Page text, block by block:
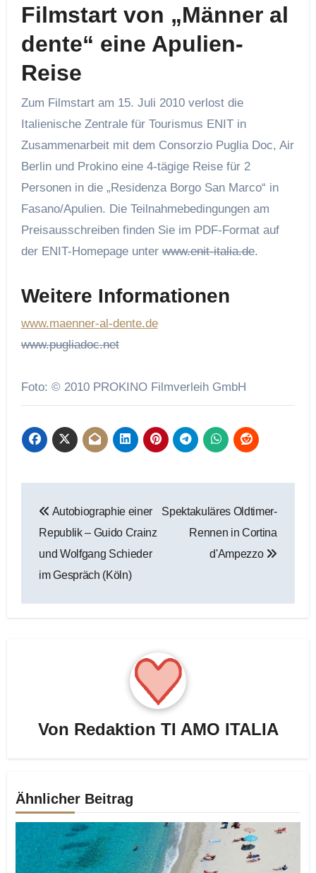
Filmstart von „Männer al
dente“ eine Apulien-
Reise
Zum Filmstart am 15. Juli 2010 verlost die
Italienische Zentrale für Tourismus ENIT in
Zusammenarbeit mit dem Consorzio Puglia Doc, Air
Berlin und Prokino eine 4-tägige Reise für 2
Personen in die „Residenza Borgo San Marco“ in
Fasano/Apulien. Die Teilnahmebedingungen am
Preisausschreiben finden Sie im PDF-Format auf
der ENIT-Homepage unterwww.enit-italia.de.
Weitere Informationen
www.maenner-al-dente.de
www.pugliadoc.net
Foto: © 2010 PROKINO Filmverleih GmbH
Autobiographie einer
Republik – Guido Crainz
und Wolfgang Schieder
im Gespräch (Köln)
Spektakuläres Oldtimer-
Rennen in Cortina
d'Ampezzo
Von Redaktion TI AMO ITALIA
Ähnlicher Beitrag